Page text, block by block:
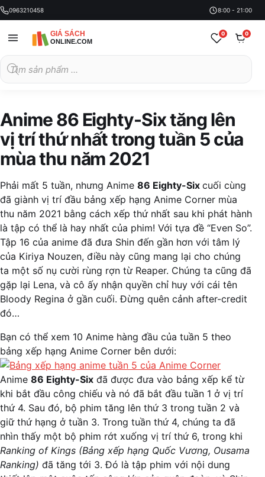
0963210458 8:00 - 21:00
kiếm
sản
0 0
Anime 86 Eighty-Six tăng lên
vị trí thứ nhất trong tuần 5 của
mùa thu năm 2021
Phải mất 5 tuần, nhưng Anime 86 Eighty-Six cuối cùng
đã giành vị trí đầu bảng xếp hạng Anime Corner mùa
thu năm 2021 bằng cách xếp thứ nhất sau khi phát hành
là tập có thể là hay nhất của phim! Với tựa đề “Even So”.
Tập 16 của anime đã đưa Shin đến gần hơn với tâm lý
của Kiriya Nouzen, điều này cũng mang lại cho chúng
ta một số nụ cười rùng rợn từ Reaper. Chúng ta cũng đã
gặp lại Lena, và cô ấy nhận quyền chỉ huy với cái tên
Bloody Regina ở gần cuối. Đừng quên cảnh after-credit
đó…
Bạn có thể xem 10 Anime hàng đầu của tuần 5 theo
bảng xếp hạng Anime Corner bên dưới:
Anime 86 Eighty-Six đã được đưa vào bảng xếp kể từ
khi bắt đầu công chiếu và nó đã bắt đầu tuần 1 ở vị trí
thứ 4. Sau đó, bộ phim tăng lên thứ 3 trong tuần 2 và
giữ thứ hạng ở tuần 3. Trong tuần thứ 4, chúng ta đã
nhìn thấy một bộ phim rớt xuống vị trí thứ 6, trong khi
Ranking of Kings (Bảng xếp hạng Quốc Vương, Ousama
Ranking) đã tăng tới 3. Đó là tập phim với nội dung